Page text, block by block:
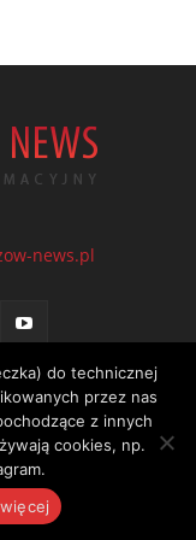
news.pl
portalu
Wszystkie prawa
30
do technicznej
przez nas
z innych
cookies, np.